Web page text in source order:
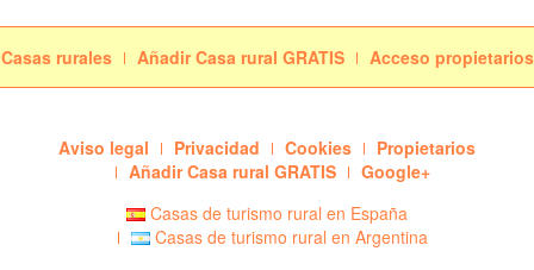
Casas rurales Añadir Casa rural GRATIS Acceso propietarios
Aviso legal Privacidad Cookies
Propietarios
Añadir Casa rural GRATIS
Google+
Casas de turismo rural en España
Casas de turismo rural en Argentina